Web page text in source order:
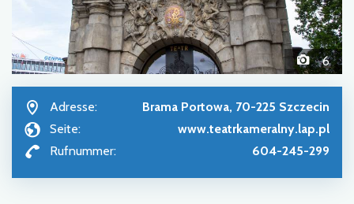
6
Adresse:
Brama Portowa, 70-225 Szczecin
Seite:
www.teatrkameralny.lap.pl
Rufnummer:
604-245-299